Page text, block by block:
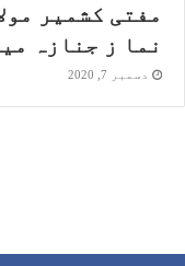
مفتی کشمیر
نما ز جنازہ
دسمبر 7, 2020